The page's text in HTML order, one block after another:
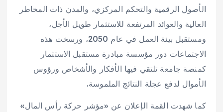
الأصول الرقمية والتحكم المركزي، والمدن ذات المخاطر
العالية والعوائد المرتفعة للاستثمار طويل الأجل،
ومستقبل بيئة العمل في عام 2050، ورسخت هذه
الاجتماعات دور مؤسسة مبادرة مستقبل الاستثمار
كمنصة جامعة تلتقي فيها الأفكار والأشخاص ورؤوس
الأموال لدفع عجلة النتائج الملموسة.
كما شهدت القمة الإعلان عن «مؤشر حركة رأس المال»